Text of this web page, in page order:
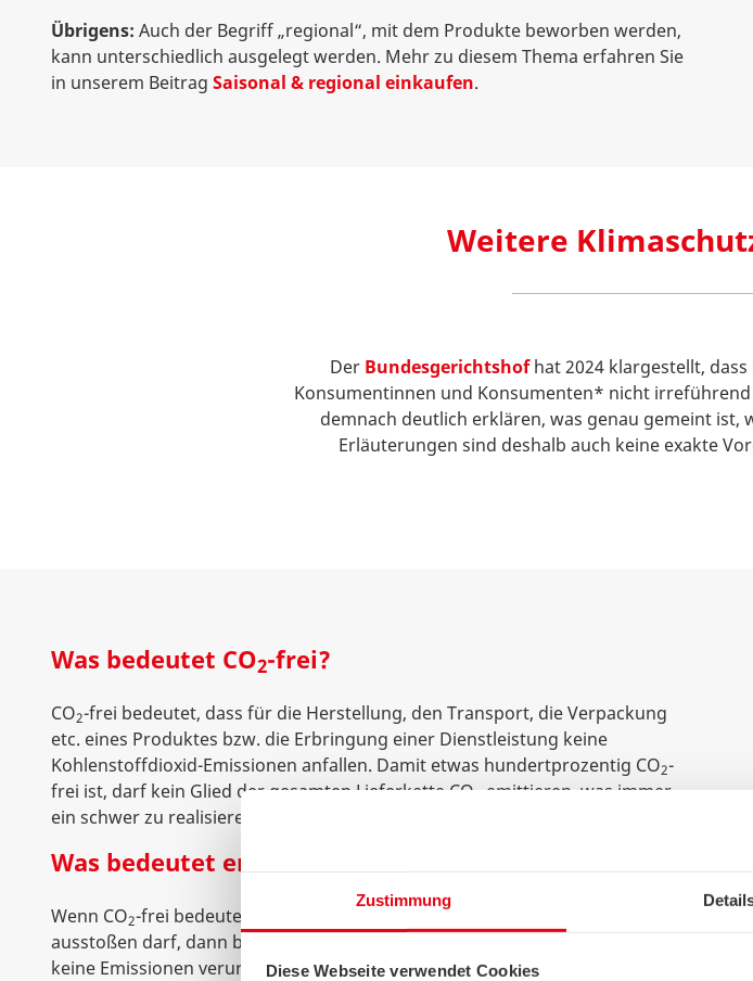
Zustimmung
Diese Webseite verwendet Cookies
Übrigens: Auch der Begriff „regional“, mit dem Produkte beworben werden,
kann unterschiedlich ausgelegt werden. Mehr zu diesem Thema erfahren Sie
in unserem Beitrag Saisonal & regional einkaufen.
Weitere
Der Bundesgerichtshofhat 2024 klargestellt, dass
Konsumentinnen und Konsumenten* nicht
demnach deutlich erklären, was genau gemeint ist,
Erläuterungen sind deshalb auch keine exakte
Was bedeutet CO2-frei?
CO2-frei bedeutet, dass für die Herstellung, den Transport, die Verpackung
etc. eines Produktes bzw. die Erbringung einer Dienstleistung keine
Kohlenstoffdioxid-Emissionen anfallen. Damit etwas hundertprozentig CO2-
frei ist, darf kein Glied der gesamten Lieferkette CO emittieren, was immer
ein schwer zu realisierendes Ziel ist.
Was bedeutet emissionsfrei?
Wenn CO2-frei bedeutet, dass die ganze Lieferkette kein Kohlenstoffdioxid
ausstoßen darf, dann bedeutet emissionsfrei, dass die ganze Lieferkette
keine Emissionen verursachen darf – was ebenso schwer zu realisieren ist.